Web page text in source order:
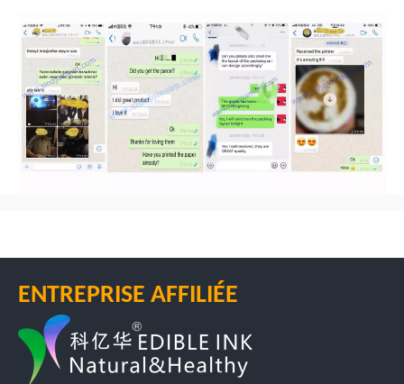
ENTREPRISE AFFILIÉE